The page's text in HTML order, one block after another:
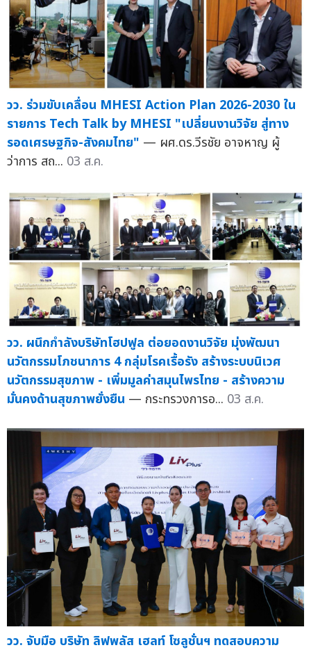
วว. ร่วมขับเคลื่อน MHESI Action Plan 2026-2030 ใน
รายการ Tech Talk by MHESI "เปลี่ยนงานวิจัย สู่ทาง
รอดเศรษฐกิจ-สังคมไทย" — ผศ.ดร.วีรชัย อาจหาญ ผู้
ว่าการ สถ... 03 ส.ค.
วว. ผนึกกำลังบริษัทโฮปฟูล ต่อยอดงานวิจัย มุ่งพัฒนา
นวัตกรรมโภชนาการ 4 กลุ่มโรคเรื้อรัง สร้างระบบนิเวศ
นวัตกรรมสุขภาพ - เพิ่มมูลค่าสมุนไพรไทย - สร้างความ
มั่นคงด้านสุขภาพยั่งยืน — กระทรวงการอ... 03 ส.ค.
วว. จับมือ บริษัท ลิฟพลัส เฮลท์ โซลูชั่นฯ ทดสอบความ